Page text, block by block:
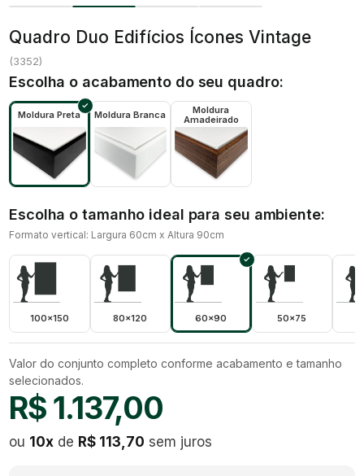
Quadro Duo Edifícios Ícones Vintage
(3352)
Escolha o acabamento do seu quadro:
Moldura Preta Moldura Branca
Moldura
Amadeirado
Escolha o tamanho ideal para seu ambiente:
Formato vertical: Largura 60cm x Altura 90cm
100x150 80x120 60x90 50x75
Valor do conjunto completo conforme acabamento e tamanho
selecionados.
R$ 1.137,00
ou 10x de R$ 113,70 sem juros